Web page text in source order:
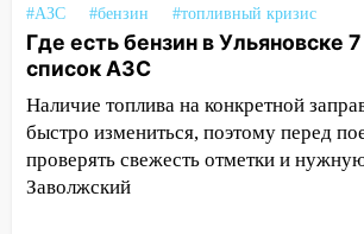
15:59 Ульяновец отдал более
миллионов рублей за
покровительство
15:32
На «кольце»
летнего мопедиста
15:00 В Ульяновске после
госпитализировали 25-
#АЗС
#бензин #топливный кризис
Где есть бензин в Ульяновске 7
список АЗС
Наличие топлива на конкретной
быстро измениться, поэтому перед
проверять свежесть отметки и
Заволжский